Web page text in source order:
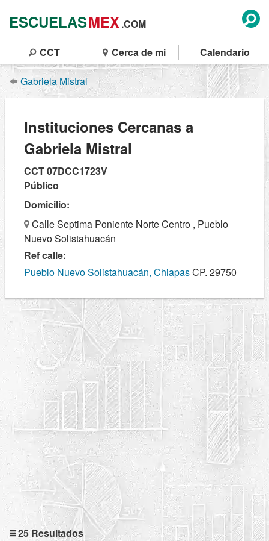
ESCUELASMEX.COM
CCT Cerca de mi Calendario
Gabriela Mistral
Instituciones Cercanas a
Gabriela Mistral
CCT 07DCC1723V
Público
Domicilio:
Calle Septima Poniente Norte Centro , Pueblo
Nuevo Solistahuacán
Ref calle:
Pueblo Nuevo Solistahuacán, ChiapasCP. 29750
25 Resultados